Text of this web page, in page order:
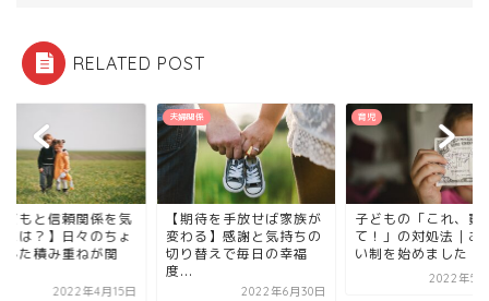
RELATED POST
どもと信頼関係を気
には？】日々のちょ
した積み重ねが関
2022年4月15日
夫婦関係
【期待を手放せば家族が
変わる】感謝と気持ちの
切り替えで毎日の幸福
度...
2022年6月30日
育児
子どもの「これ、買
て！」の対処法｜お
い制を始めました
2022年5